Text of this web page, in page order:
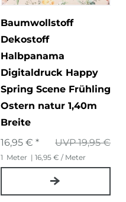
Baumwollstoff
Dekostoff
Halbpanama
Digitaldruck Happy
Spring Scene Frühling
Ostern natur 1,40m
Breite
UVP 19,95 €
16,95 € *
1 Meter | 16,95 € / Meter